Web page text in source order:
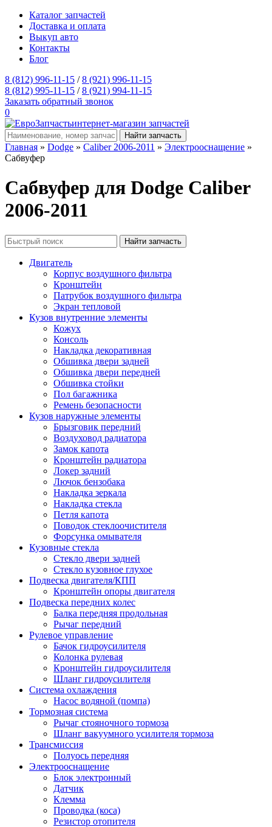
Каталог запчастей
Доставка и оплата
Выкуп авто
Контакты
Блог
8 (812) 996-11-15 /8 (921) 996-11-15
8 (812) 995-11-15 /8 (921) 994-11-15
Заказать обратный звонок
0
интернет-магазин запчастей
Главная » Dodge » Caliber 2006-2011 » Электрооснащение »
Сабвуфер
Сабвуфер для Dodge Caliber
2006-2011
Двигатель
Корпус воздушного фильтра
Кронштейн
Патрубок воздушного фильтра
Экран тепловой
Кузов внутренние элементы
Кожух
Консоль
Накладка декоративная
Обшивка двери задней
Обшивка двери передней
Обшивка стойки
Пол багажника
Ремень безопасности
Кузов наружные элементы
Брызговик передний
Воздуховод радиатора
Замок капота
Кронштейн радиатора
Локер задний
Лючок бензобака
Накладка зеркала
Накладка стекла
Петля капота
Поводок стеклоочистителя
Форсунка омывателя
Кузовные стекла
Стекло двери задней
Стекло кузовное глухое
Подвеска двигателя/КПП
Кронштейн опоры двигателя
Подвеска передних колес
Балка передняя продольная
Рычаг передний
Рулевое управление
Бачок гидроусилителя
Колонка рулевая
Кронштейн гидроусилителя
Шланг гидроусилителя
Система охлаждения
Насос водяной (помпа)
Тормозная система
Рычаг стояночного тормоза
Шланг вакуумного усилителя тормоза
Трансмиссия
Полуось передняя
Электрооснащение
Блок электронный
Датчик
Клемма
Проводка (коса)
Резистор отопителя